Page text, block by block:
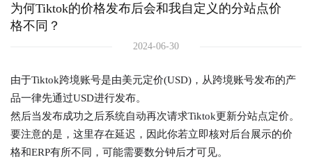
为何Tiktok的价格发布后会和我自定义的分站点价
格不同？
2024-06-30
由于Tiktok跨境账号是由美元定价(USD)，从跨境账号发布的产
品一律先通过USD进行发布。
然后当发布成功之后系统自动再次请求Tiktok更新分站点定价。
要注意的是，这里存在延迟，因此你若立即核对后台展示的价
格和ERP有所不同，可能需要数分钟后才可见。